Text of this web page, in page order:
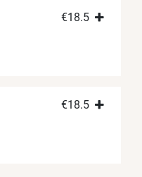
€18.5
€18.5